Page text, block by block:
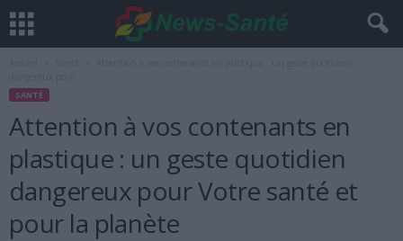
SANTÉ
Attention à vos contenants en
plastique : un geste quotidien
dangereux pour Votre santé et
pour la planète